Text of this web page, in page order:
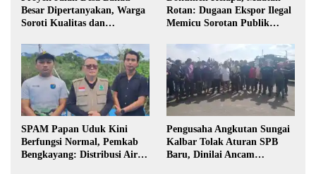
Besar Dipertanyakan, Warga
Soroti Kualitas dan
Pembangunan
Rotan: Dugaan Ekspor Ilegal
Memicu Sorotan Publik
SPAM Papan Uduk Kini
Berfungsi Normal, Pemkab
Bengkayang: Distribusi Air
Pengusaha Angkutan Sungai
Kalbar Tolak Aturan SPB
Baru, Dinilai Ancam